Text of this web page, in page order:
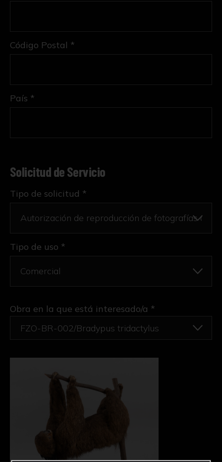
Código Postal *
País *
Solicitud de Servicio
Tipo de solicitud *
Tipo de uso *
Obra en la que está interesado/a *
FZO-BR-002/Bradypus tridactylus